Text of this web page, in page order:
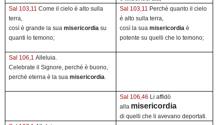
Sal 103,11 Come il cielo è alto sulla
terra,
così è grande la sua misericordia su
quanti lo temono;
Sal 103,11 Perché quanto il cielo
è alto sulla terra,
così la sua misericordia è
potente su quelli che lo temono;
Sal 106,1 Alleluia.
Celebrate il Signore, perché è buono,
perché eterna è la sua misericordia.
Sal 106,46 Li affidò
alla misericordia
di quelli che li avevano deportati.